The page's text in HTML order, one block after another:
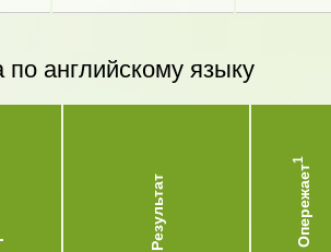
по английскому языку
Результат Опережает
1